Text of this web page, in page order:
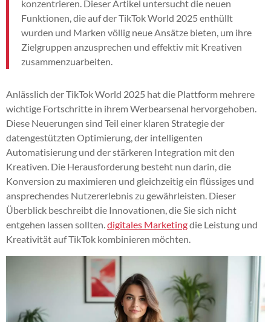
konzentrieren. Dieser Artikel untersucht die neuen
Funktionen, die auf der TikTok World 2025 enthüllt
wurden und Marken völlig neue Ansätze bieten, um ihre
Zielgruppen anzusprechen und effektiv mit Kreativen
zusammenzuarbeiten.
Anlässlich der TikTok World 2025 hat die Plattform mehrere
wichtige Fortschritte in ihrem Werbearsenal hervorgehoben.
Diese Neuerungen sind Teil einer klaren Strategie der
datengestützten Optimierung, der intelligenten
Automatisierung und der stärkeren Integration mit den
Kreativen. Die Herausforderung besteht nun darin, die
Konversion zu maximieren und gleichzeitig ein flüssiges und
ansprechendes Nutzererlebnis zu gewährleisten. Dieser
Überblick beschreibt die Innovationen, die Sie sich nicht
entgehen lassen sollten. digitales Marketingdie Leistung und
Kreativität auf TikTok kombinieren möchten.